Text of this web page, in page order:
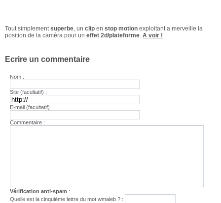
Tout simplementsuperbe, un clip en stop motion exploitant a merveille la
position de la caméra pour un effet 2d/plateforme. A voir !
Ecrire un commentaire
Nom :
Site (facultatif) :
E-mail (facultatif) :
Commentaire :
Vérification anti-spam :
Quelle est lacinquième lettre du motwmaieb ? :